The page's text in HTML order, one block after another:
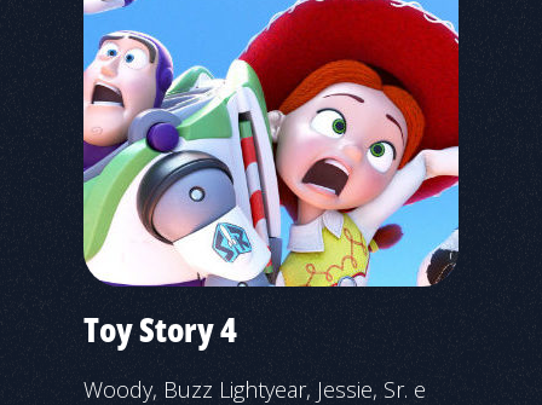
Toy Story 4
Woody, Buzz Lightyear, Jessie, Sr. e